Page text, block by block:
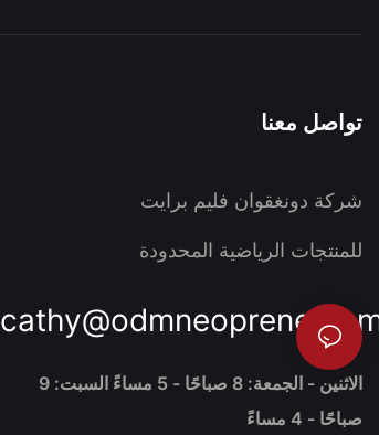
تواصل معنا
شركة دونغقوان فليم برايت
للمنتجات الرياضية المحدودة
الاثنين - الجمعة: 8 صباحًا - 5 مساءً السبت: 9
صباحًا - 4 مساءً